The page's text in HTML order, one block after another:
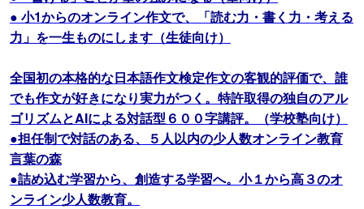
● 小1からのオンライン作文で、「読む力・書く力・考える
力」を一生ものにします（生徒向け）
全国初の本格的な日本語作文検定作文の客観的評価で、誰
でも作文が好きになり実力がつく。特許取得の独自のアル
ゴリズムとAIによる対話型６００字講評。（学校塾向け）
●担任制で対話のある、５人以内の少人数オンライン教育
言葉の森
●詰め込む学習から、創造する学習へ。小１から高３のオ
ンライン少人数教育。